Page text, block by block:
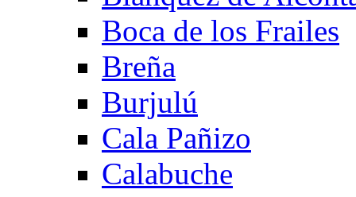
Boca de los Frailes
Breña
Burjulú
Cala Pañizo
Calabuche